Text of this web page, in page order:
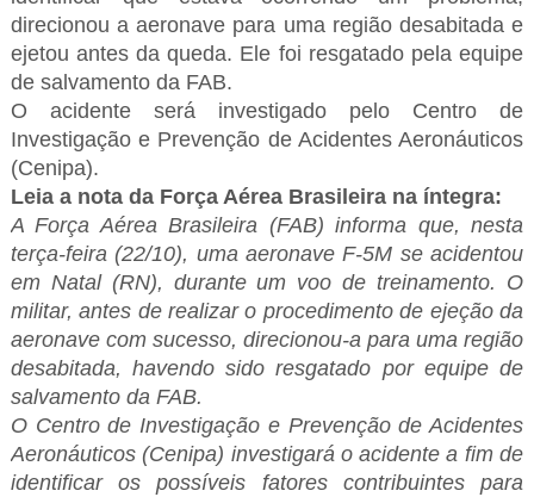
direcionou a aeronave para uma região desabitada e
ejetou antes da queda. Ele foi resgatado pela equipe
de salvamento da FAB.
O acidente será investigado pelo Centro de
Investigação e Prevenção de Acidentes Aeronáuticos
(Cenipa).
Leia a nota da Força Aérea Brasileira na íntegra:
A Força Aérea Brasileira (FAB) informa que, nesta
terça-feira (22/10), uma aeronave F-5M se acidentou
em Natal (RN), durante um voo de treinamento. O
militar, antes de realizar o procedimento de ejeção da
aeronave com sucesso, direcionou-a para uma região
desabitada, havendo sido resgatado por equipe de
salvamento da FAB.
O Centro de Investigação e Prevenção de Acidentes
Aeronáuticos (Cenipa) investigará o acidente a fim de
identificar os possíveis fatores contribuintes para